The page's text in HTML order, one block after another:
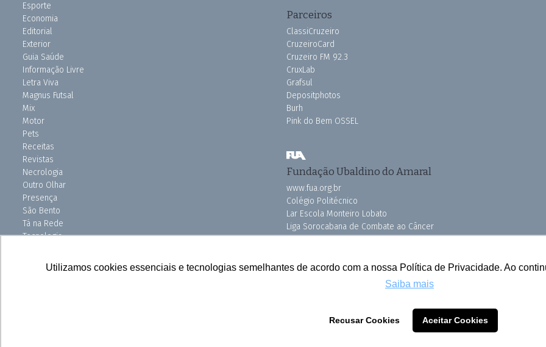
Utilizamos cookies essenciais e tecnologias semelhantes de acordo com a nossa Política de Privacidade. Ao
Saiba mais
Recusar Cookies Aceitar Cookies
Esporte
Economia
Editorial
Exterior
Guia Saúde
Informação Livre
Letra Viva
Magnus Futsal
Mix
Motor
Pets
Receitas
Revistas
Necrologia
Outro Olhar
Presença
São Bento
Tá na Rede
Tecnologia
Uniso Ciência
Parceiros
ClassiCruzeiro
CruzeiroCard
Cruzeiro FM 92.3
CruxLab
Grafsul
Depositphotos
Burh
Pink do Bem OSSEL
Fundação Ubaldino do Amaral
www.fua.org.br
Colégio Politécnico
Lar Escola Monteiro Lobato
Liga Sorocabana de Combate ao Câncer
Vila dos Velhinhos
Todos os direitos reservados © 2025 Cruzeiro do Sul